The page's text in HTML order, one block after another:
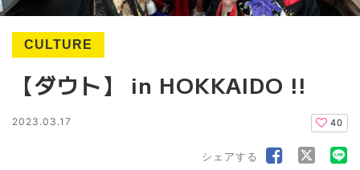
CULTURE
【ダウト】 in HOKKAIDO !!
2023.03.17 40
シェアする